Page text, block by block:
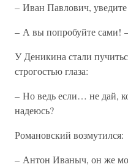
– Иван Павлович,
– А вы попробуйте сами!
У Деникина стали
строгостью глаза:
– Но ведь если… не дай,
надеюсь?
Романовский возмутился:
– Антон Иваныч, он же